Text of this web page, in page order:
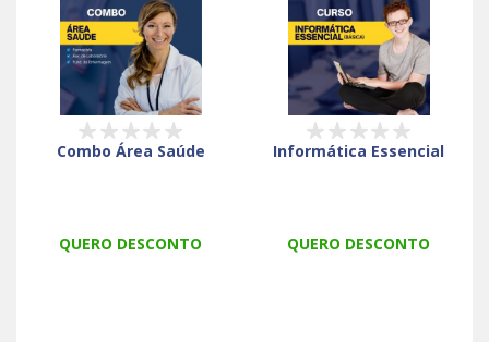
Combo Área Saúde
QUERO DESCONTO
Informática Essencial
QUERO DESCONTO